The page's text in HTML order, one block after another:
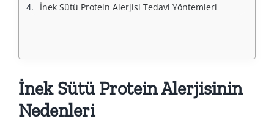
İnek Sütü Protein Alerjisi Tedavi Yöntemleri
İnek Sütü Protein Alerjisinin
Nedenleri